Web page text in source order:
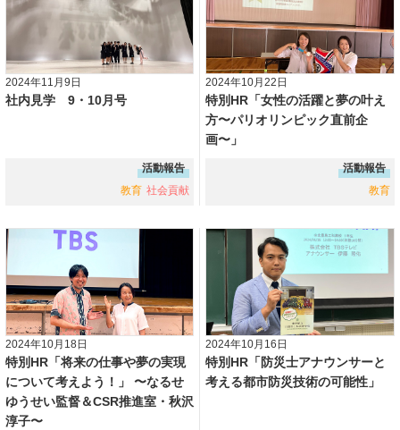
2024年11月9日
社内見学 9・10月号
活動報告
教育 社会貢献
2024年10月22日
特別HR「女性の活躍と夢の叶え
方〜パリオリンピック直前企
画〜」
活動報告
教育
2024年10月18日
特別HR「将来の仕事や夢の実現
について考えよう！」 〜なるせ
ゆうせい監督＆CSR推進室・秋沢
淳子〜
2024年10月16日
特別HR「防災士アナウンサーと
考える都市防災技術の可能性」